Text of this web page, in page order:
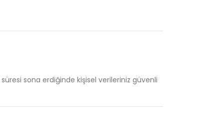
süresi sona erdiğinde kişisel verileriniz güvenli